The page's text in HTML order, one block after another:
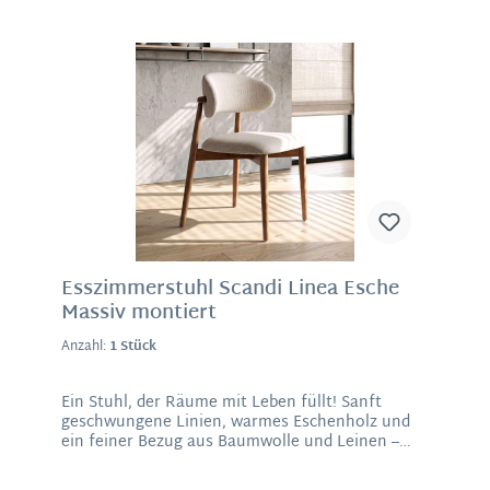
drehbaren Metallgestell in Schwarz entsteht ein
harmonischer Look, der sich mühelos in jedes
Wohnkonzept einfügt – von modern bis
skandinavisch. Ein Stuhl, der nicht nur Platz
bietet – sondern einlädt, Momente zu genießen.
Material: Jaroq-Stoff aus PolyesterMaße: 87 x 51
x 63 cm (H/B/T), Sitzhöhe 51 cm, Sitztiefe 47 cm
Esszimmerstuhl Scandi Linea Esche
Massiv montiert
Anzahl:1 Stück
Ein Stuhl, der Räume mit Leben füllt! Sanft
geschwungene Linien, warmes Eschenholz und
ein feiner Bezug aus Baumwolle und Leinen –